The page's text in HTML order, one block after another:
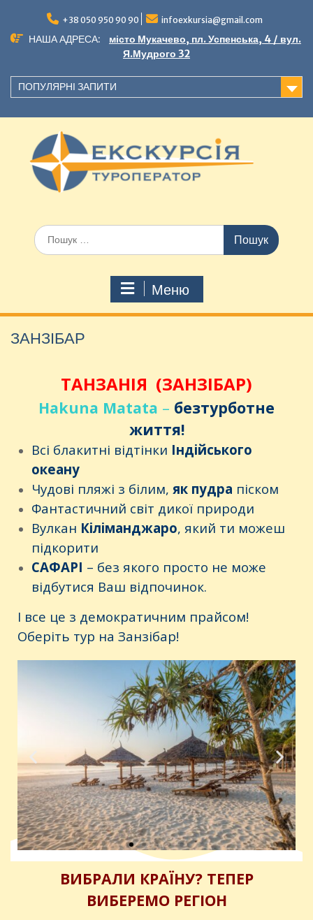
+38 050 950 90 90 infoexkursia@gmail.com
НАША АДРЕСА:
місто Мукачево, пл. Успенська, 4 / вул.
Я.Мудрого 32
ПОПУЛЯРНІ ЗАПИТИ
Меню
ЗАНЗІБАР
ТАНЗАНІЯ (ЗАНЗІБАР)
Hakuna Matata – безтурботне
життя!
Всі блакитні відтінки Індійського
океану
Чудові пляжі з білим, як пудра піском
Фантастичний світ дикої природи
Вулкан Кіліманджаро, який ти можеш
підкорити
САФАРІ – без якого просто не може
відбутися Ваш відпочинок.
І все це з демократичним прайсом!
Оберіть тур на Занзібар!
ВИБРАЛИ КРАЇНУ? ТЕПЕР
ВИБЕРЕМО РЕГІОН